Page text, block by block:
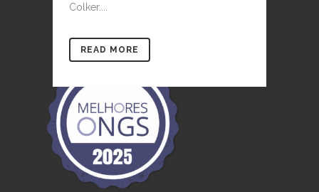
Colker....
READ MORE